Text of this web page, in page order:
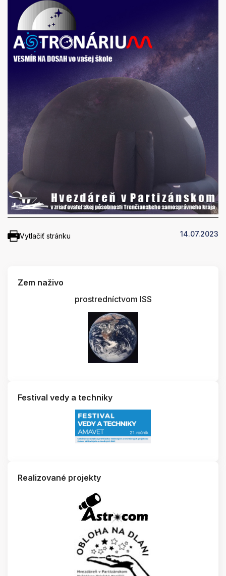
Vytlačiť stránku 14.07.2023
Zem naživo
prostredníctvom ISS
Festival vedy a techniky
Realizované projekty